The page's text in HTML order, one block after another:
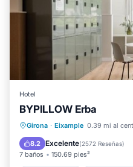
Hotel
BYPILLOW Erba
Girona · Eixample 0.39 mi al
8.2 Excelente(2572 Reseñas)
7 baños 150.69 pies²
Aparcamiento
Internet
Apto